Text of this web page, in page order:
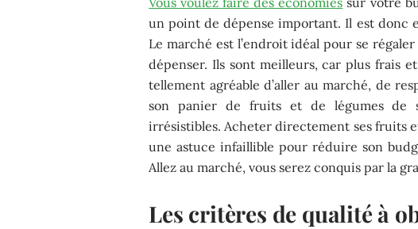
un point de dépense important. Il est donc
Le marché est l’endroit idéal pour se
dépenser. Ils sont meilleurs, car plus frais
tellement agréable d’aller au marché, de
son panier de fruits et de légumes de
irrésistibles. Acheter directement ses fruits
une astuce infaillible pour réduire son
Allez au marché, vous serez conquis par la
Les critères de qualité à